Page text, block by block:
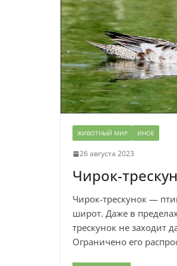
ЖИВОТНЫЙ МИР ИНОЕ
26 августа 2023
Чирок-
Чирок-трескунок —
широт. Даже в
трескунок не заходит
Ограничено его